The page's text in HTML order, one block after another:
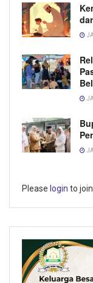
Please login to